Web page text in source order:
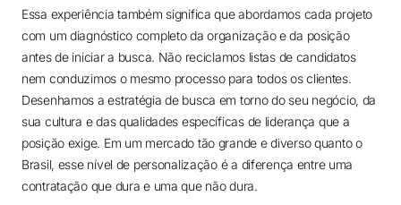
Essa experiência também significa que abordamos cada projeto
com um diagnóstico completo da organização e da posição
antes de iniciar a busca. Não reciclamos listas de candidatos
nem conduzimos o mesmo processo para todos os clientes.
Desenhamos a estratégia de busca em torno do seu negócio, da
sua cultura e das qualidades específicas de liderança que a
posição exige. Em um mercado tão grande e diverso quanto o
Brasil, esse nível de personalização é a diferença entre uma
contratação que dura e uma que não dura.